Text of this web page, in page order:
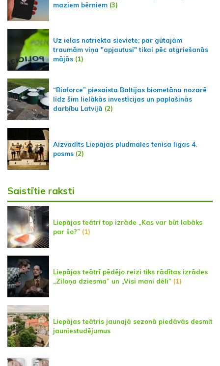
maziem bērniem (3)
Uz ielas notriekta sieviete; par gūtajām
traumām viņa "apjautusi" tikai pēc atgriešanās
mājās (1)
“Bioforce” piesaista Baltijas biometāna nozarē
līdz šim lielākās investīcijas un paplašinās
darbību Latvijā (2)
Aizvadīts Liepājas pludmales tenisa līgas 4.
posms (2)
Saistītie raksti
Liepājas teātrī top izrāde „Kas var būt labāks
par šo?” (1)
Liepājas teātrī pēdējo reizi tiks rādītas izrādes
„Ziloņa dziesma” un „Visi mani dēli” (1)
Liepājas teātris jaunajā sezonā piedāvās desmit
jauniestudējumus